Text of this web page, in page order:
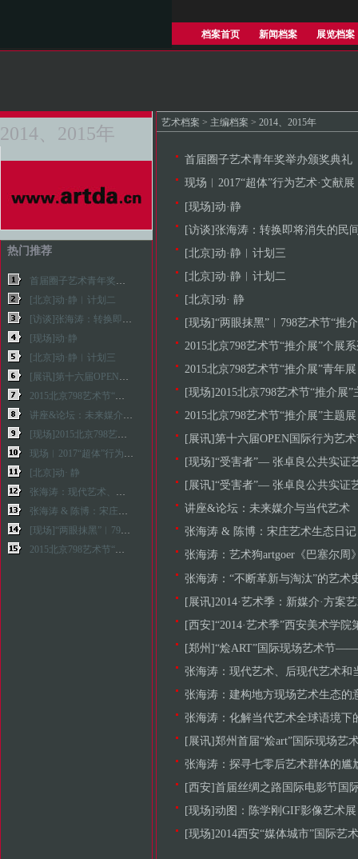
档案首页 新闻档案 展览档案
艺术档案 > 主编档案 > 2014、2015年
首届圈子艺术青年奖举办颁奖典礼
现场︱2017“超体”行为艺术·文献展
[现场]动·静
[访谈]张海涛：转换即将消失的民
[北京]动·静︱计划三
[北京]动·静︱计划二
[北京]动· 静
[现场]“两眼抹黑”︱798艺术节“推
2015北京798艺术节“推介展”个展
2015北京798艺术节“推介展”青年
[现场]2015北京798艺术节“推介展
2015北京798艺术节“推介展”主题
[展讯]第十六届OPEN国际行为艺
[现场]“受害者”— 张卓良公共实证
[展讯]“受害者”— 张卓良公共实证
讲座&论坛：未来媒介与当代艺术
张海涛 & 陈博：宋庄艺术生态日
张海涛：艺术狗artgoer《巴塞尔周
张海涛：“不断革新与淘汰”的艺术
[展讯]2014·艺术季：新媒介·方案
[西安]“2014·艺术季”西安美术学
[郑州]“烩ART”国际现场艺术节
张海涛：现代艺术、后现代艺术和
张海涛：建构地方现场艺术生态的意义—“郑州
张海涛：化解当代艺术全球语境下
[展讯]郑州首届“烩art”国际现场艺
张海涛：探寻七零后艺术群体的尴
[西安]首届丝绸之路国际电影节国际短片单
[现场]动图：陈学刚GIF影像艺术展
[现场]2014西安“媒体城市”国际艺
2014、2015年
热门推荐
首届圈子艺术青年奖举办颁奖典礼
[北京]动·静︱计划二
[访谈]张海涛：转换即将消失的民间文化
[现场]动·静
[北京]动·静︱计划三
[展讯]第十六届OPEN国际行为艺术节—“合作”
2015北京798艺术节“推介展”青年展：“架上”
讲座&论坛：未来媒介与当代艺术
[现场]2015北京798艺术节“推介展”主题展：新民间转换
现场︱2017“超体”行为艺术·文献展
[北京]动· 静
张海涛：现代艺术、后现代艺术和当代艺术的关系
张海涛 & 陈博：宋庄艺术生态日记（节选）
[现场]“两眼抹黑”︱798艺术节“推介展”个展系列
2015北京798艺术节“推介展”主题展：新民间转换